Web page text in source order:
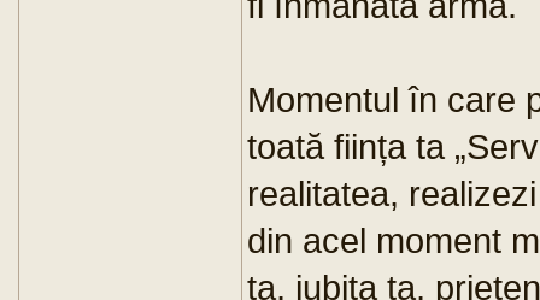
Momentul în care
toată ființa ta
realitatea,
din acel moment
ta, iubita ta,